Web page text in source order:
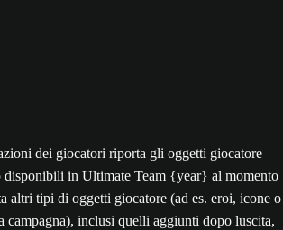
dei giocatori riporta gli oggetti giocatore
disponibili in Ultimate Team {year} al momento
altri tipi di oggetti giocatore (ad es. eroi, icone o
campagna), inclusi quelli aggiunti dopo luscita,